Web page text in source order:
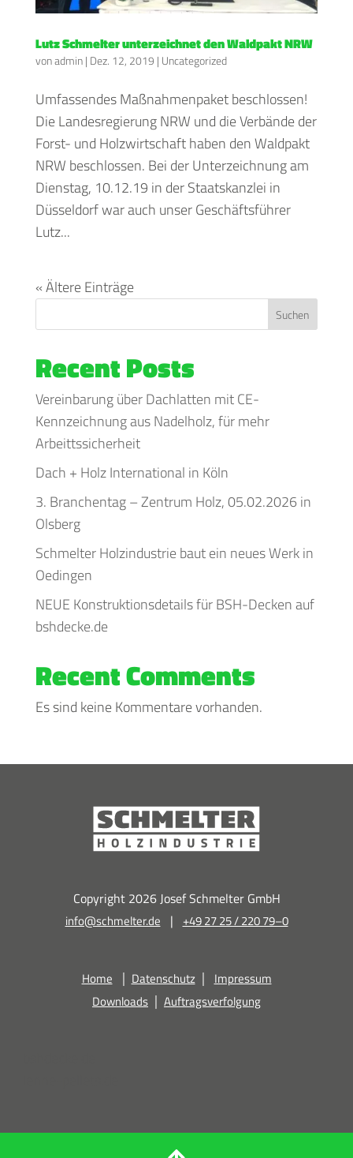
Lutz Schmelter unterzeichnet den Waldpakt NRW
vonadmin| Dez. 12, 2019 | Uncategorized
Umfassendes Maßnahmenpaket beschlossen!
Die Landesregierung NRW und die Verbände der
Forst- und Holzwirtschaft haben den Waldpakt
NRW beschlossen. Bei der Unterzeichnung am
Dienstag, 10.12.19 in der Staatskanzlei in
Düsseldorf war auch unser Geschäftsführer
Lutz...
« Ältere Einträge
Suchen
Recent Posts
Vereinbarung über Dachlatten mit CE-
Kennzeichnung aus Nadelholz, für mehr
Arbeittssicherheit
Dach + Holz International in Köln
3. Branchentag – Zentrum Holz, 05.02.2026 in
Olsberg
Schmelter Holzindustrie baut ein neues Werk in
Oedingen
NEUE Konstruktionsdetails für BSH-Decken auf
bshdecke.de
Recent Comments
Es sind keine Kommentare vorhanden.
Copyright 2026 Josef Schmelter GmbH
info@schmelter.de | +49 27 25 / 220 79–0
Home | Datenschutz|
Impressum
Downloads | Auftragsverfolgung